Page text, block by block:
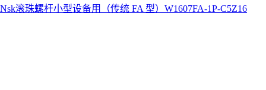
Nsk滚珠螺杆小型设备用（传统 FA 型） W1607FA-1P-C5Z16